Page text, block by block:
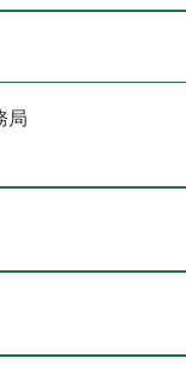
局